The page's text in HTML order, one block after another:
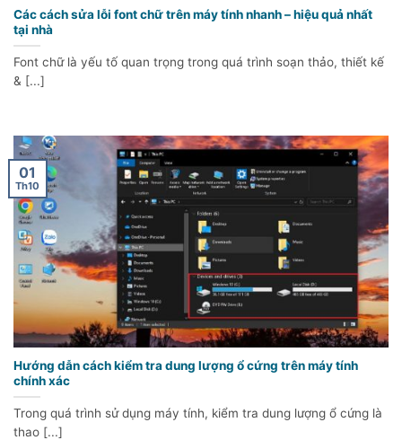
Các cách sửa lỗi font chữ trên máy tính nhanh – hiệu quả nhất
tại nhà
Font chữ là yếu tố quan trọng trong quá trình soạn thảo, thiết kế
& [...]
Hướng dẫn cách kiểm tra dung lượng ổ cứng trên máy tính
chính xác
Trong quá trình sử dụng máy tính, kiểm tra dung lượng ổ cứng là
thao [...]
01
Th10